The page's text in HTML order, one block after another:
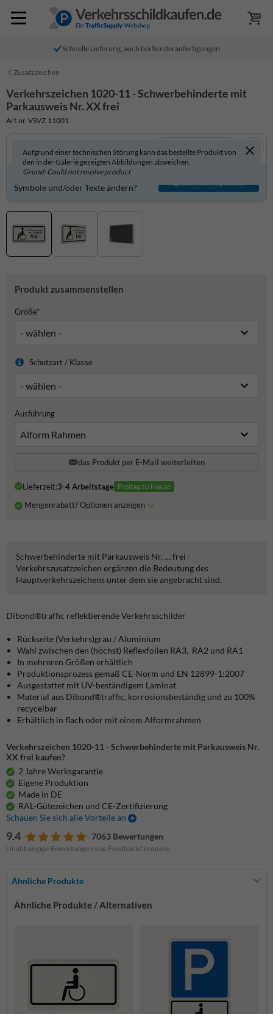
Schnelle Lieferung, auch bei Sonderanfertigungen
Zusatzzeichen
Verkehrszeichen 1020-11 - Schwerbehinderte mit
Parkausweis Nr. XX frei
Art.nr. VSVZ.11001
Aufgrund einer technischen Störung kann das bestellte Produkt von
den in der Galerie gezeigten Abbildungen abweichen.
Grund: Could not resolve product
In 3D anzeigen
Produkt individuell gestalten?
Symbole und/oder Texte ändern?
Entwurf anpassen
Produkt zusammenstellen
Größe*
Schutzart / Klasse
Ausführung
das Produkt per E-Mail weiterleiten
Lieferzeit:3-4 Arbeitstage Freitag zu Hause
Mengenrabatt? Optionen anzeigen
Schwerbehinderte mit Parkausweis Nr. … frei -
Verkehrszusatzzeichen ergänzen die Bedeutung des
Hauptverkehrszeichens unter dem sie angebracht sind.
Dibond®traffic reflektierende Verkehrsschilder
Rückseite (Verkehrs)grau / Aluminium
Wahl zwischen den (höchst) Reflexfolien RA3, RA2 und RA1
In mehreren Größen erhältlich
Produktionsprozess gemäß CE-Norm und EN 12899-1:2007
Ausgestattet mit UV-beständigem Laminat
Material aus Dibond®traffic, korrosionsbeständig und zu 100%
recycelbar
Erhältlich in flach oder mit einem Alformrahmen
Verkehrszeichen 1020-11 - Schwerbehinderte mit Parkausweis Nr.
XX frei kaufen?
2 Jahre Werksgarantie
Eigene Produktion
Made in DE
RAL-Gütezeichen und CE-Zertifizierung
Schauen Sie sich alle Vorteile an
9.4 7063 Bewertungen
Unabhängige Bewertungen von FeedbackCompany
Ähnliche Produkte
Ähnliche Produkte / Alternativen